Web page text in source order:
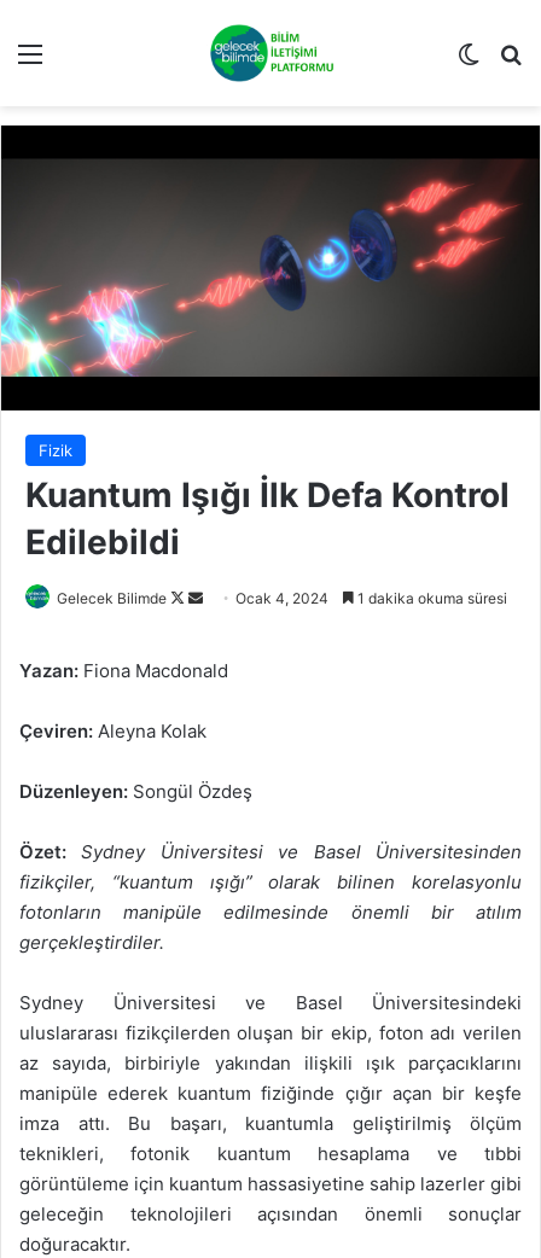
Menü Dış
Fizik
Kuantum Işığı İlk Defa Kontrol
Edilebildi
Gelecek Bilimde
Follow
Bir
göndermek
Ocak 4, 2024 1 dakika okuma süresi
Yazan: Fiona Macdonald
Çeviren: Aleyna Kolak
Düzenleyen: Songül Özdeş
Özet:Sydney Üniversitesi ve Basel Üniversitesinden
fizikçiler, “kuantum ışığı” olarak bilinen korelasyonlu
fotonların manipüle edilmesinde önemli bir atılım
gerçekleştirdiler.
Sydney Üniversitesi ve Basel Üniversitesindeki
uluslararası fizikçilerden oluşan bir ekip, foton adı verilen
az sayıda, birbiriyle yakından ilişkili ışık parçacıklarını
manipüle ederek kuantum fiziğinde çığır açan bir keşfe
imza attı. Bu başarı, kuantumla geliştirilmiş ölçüm
teknikleri, fotonik kuantum hesaplama ve tıbbi
görüntüleme için kuantum hassasiyetine sahip lazerler gibi
geleceğin teknolojileri açısından önemli sonuçlar
doğuracaktır.